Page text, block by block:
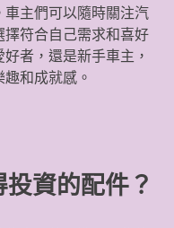
主們可以隨時關注汽
符合自己需求和喜好
者，還是新手車主，
和成就感。
資的配件？